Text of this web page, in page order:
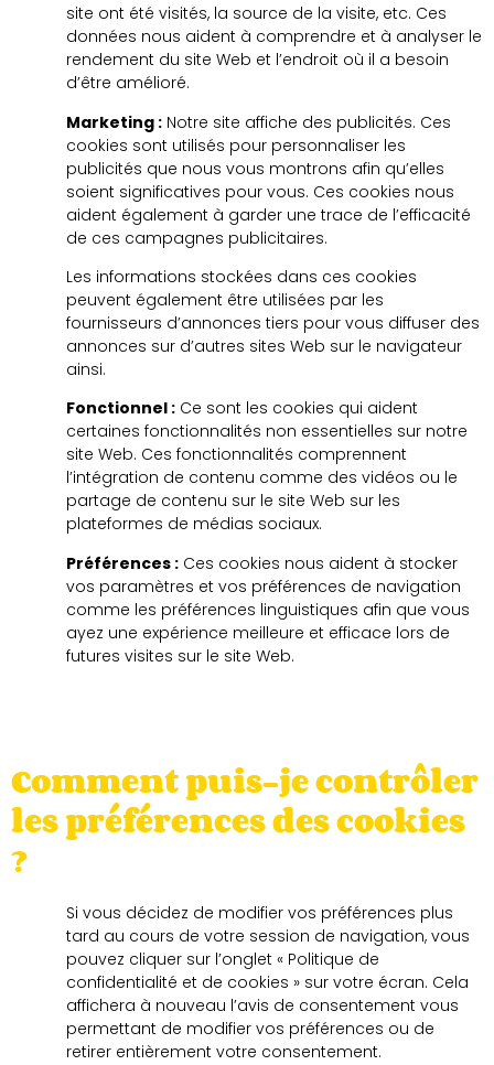
site ont été visités, la source de la visite, etc. Ces
données nous aident à comprendre et à analyser le
rendement du site Web et l’endroit où il a besoin
d’être amélioré.
Marketing : Notre site affiche des publicités. Ces
cookies sont utilisés pour personnaliser les
publicités que nous vous montrons afin qu’elles
soient significatives pour vous. Ces cookies nous
aident également à garder une trace de l’efficacité
de ces campagnes publicitaires.
Les informations stockées dans ces cookies
peuvent également être utilisées par les
fournisseurs d’annonces tiers pour vous diffuser des
annonces sur d’autres sites Web sur le navigateur
ainsi.
Fonctionnel : Ce sont les cookies qui aident
certaines fonctionnalités non essentielles sur notre
site Web. Ces fonctionnalités comprennent
l’intégration de contenu comme des vidéos ou le
partage de contenu sur le site Web sur les
plateformes de médias sociaux.
Préférences : Ces cookies nous aident à stocker
vos paramètres et vos préférences de navigation
comme les préférences linguistiques afin que vous
ayez une expérience meilleure et efficace lors de
futures visites sur le site Web.
Comment puis-je contrôler
les préférences des cookies
?
Si vous décidez de modifier vos préférences plus
tard au cours de votre session de navigation, vous
pouvez cliquer sur l’onglet « Politique de
confidentialité et de cookies » sur votre écran. Cela
affichera à nouveau l’avis de consentement vous
permettant de modifier vos préférences ou de
retirer entièrement votre consentement.